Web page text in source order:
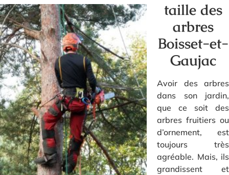
taille des
arbres
Boisset-et-
Gaujac
Avoir des arbres
dans son jardin,
que ce soit des
arbres fruitiers ou
d’ornement, est
toujours très
agréable. Mais, ils
grandissent et